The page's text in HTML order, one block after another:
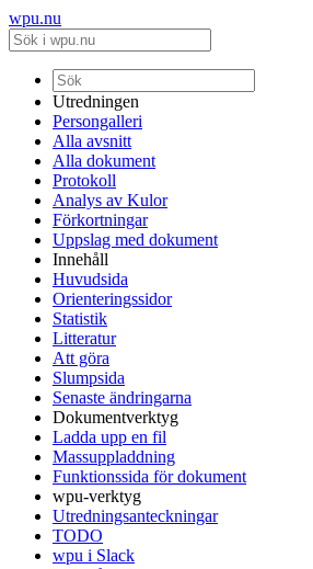
wpu.nu
Utredningen
Persongalleri
Alla avsnitt
Alla dokument
Protokoll
Analys av Kulor
Förkortningar
Uppslag med dokument
Innehåll
Huvudsida
Orienteringssidor
Statistik
Litteratur
Att göra
Slumpsida
Senaste ändringarna
Dokumentverktyg
Ladda upp en fil
Massuppladdning
Funktionssida för dokument
wpu-verktyg
Utredningsanteckningar
TODO
wpu i Slack